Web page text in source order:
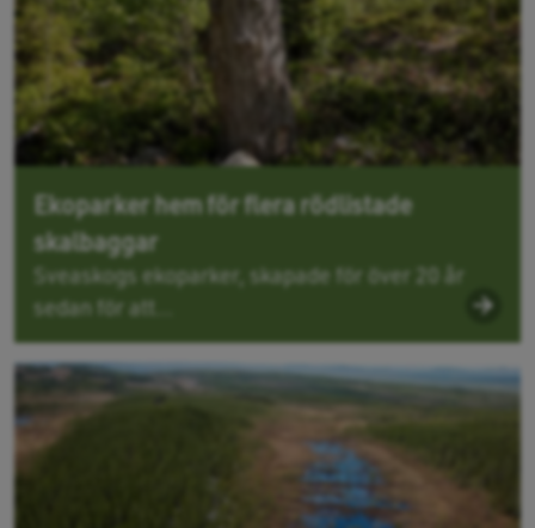
Ekoparker hem för flera rödlistade
skalbaggar
Sveaskogs ekoparker, skapade för över 20 år
sedan för att...